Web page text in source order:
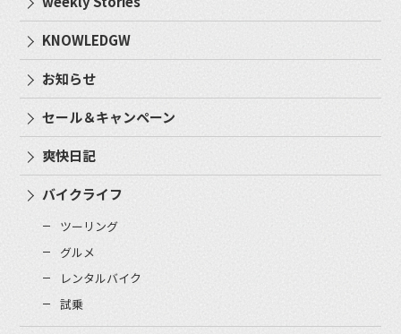
KNOWLEDGW
お知らせ
セール＆キャンペーン
爽快日記
バイクライフ
ツーリング
グルメ
レンタルバイク
試乗